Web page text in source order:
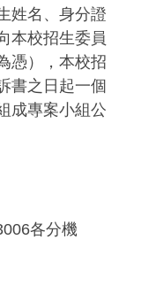
姓名、身分證
本校招生委員
憑），本校招
書之日起一個
成專案小組公
各分機